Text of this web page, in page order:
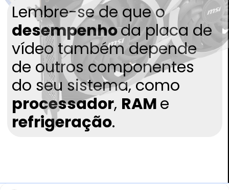
Lembre-se de que o
desempenhoda placa de
vídeo também depende
de outros componentes
do seu sistema, como
processador, RAMe
refrigeração.